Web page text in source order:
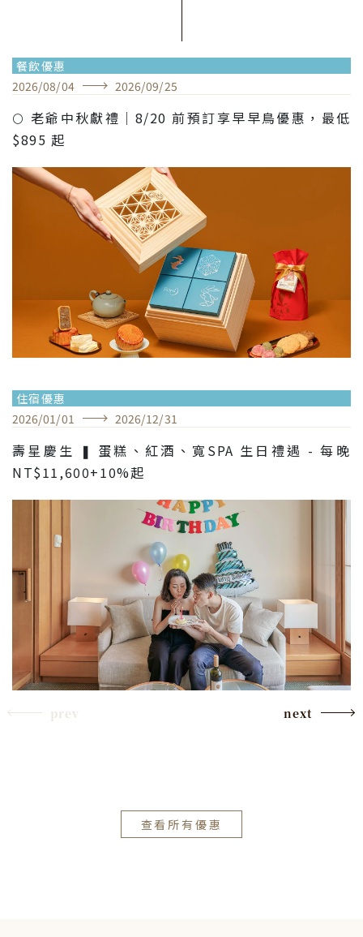
餐飲優惠
2026/08/04 2026/09/25
🌕 老爺中秋獻禮｜8/20 前預訂享早早鳥優惠，最低
$895 起
住宿優惠
2026/01 /01 2026/12/31
壽星慶生 ❚ 蛋糕、紅酒、寬SPA 生日禮遇 - 每晚
NT$11,600+10%起
prev next
查看所有優惠